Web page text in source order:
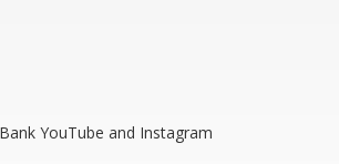
YouTube and Instagram